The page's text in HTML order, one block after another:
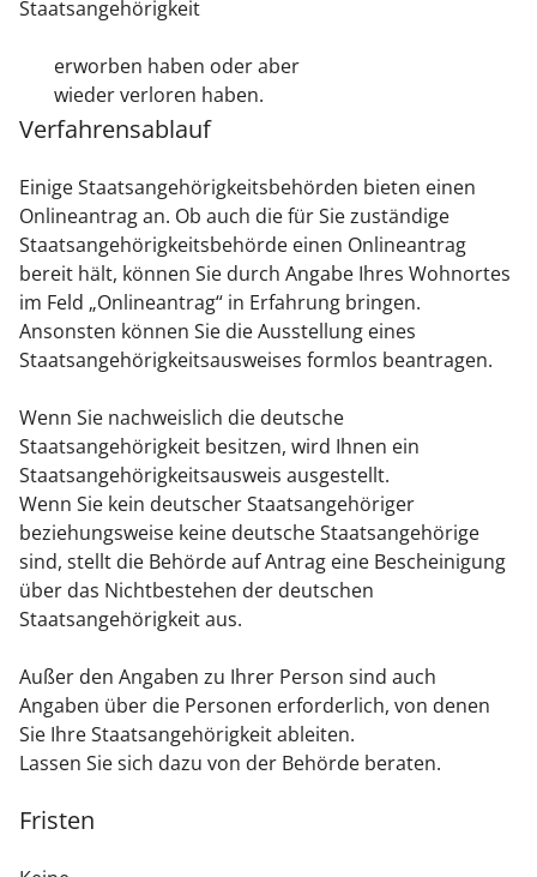
Staatsangehörigkeit
erworben haben oder aber
wieder verloren haben.
Verfahrensablauf
Einige Staatsangehörigkeitsbehörden bieten einen
Onlineantrag an. Ob auch die für Sie zuständige
Staatsangehörigkeitsbehörde einen Onlineantrag
bereit hält, können Sie durch Angabe Ihres Wohnortes
im Feld „Onlineantrag“ in Erfahrung bringen.
Ansonsten können Sie die Ausstellung eines
Staatsangehörigkeitsausweises formlos beantragen.
Wenn Sie nachweislich die deutsche
Staatsangehörigkeit besitzen, wird Ihnen ein
Staatsangehörigkeitsausweis ausgestellt.
Wenn Sie kein deutscher Staatsangehöriger
beziehungsweise keine deutsche Staatsangehörige
sind, stellt die Behörde auf Antrag eine Bescheinigung
über das Nichtbestehen der deutschen
Staatsangehörigkeit aus.
Außer den Angaben zu Ihrer Person sind auch
Angaben über die Personen erforderlich, von denen
Sie Ihre Staatsangehörigkeit ableiten.
Lassen Sie sich dazu von der Behörde beraten.
Fristen